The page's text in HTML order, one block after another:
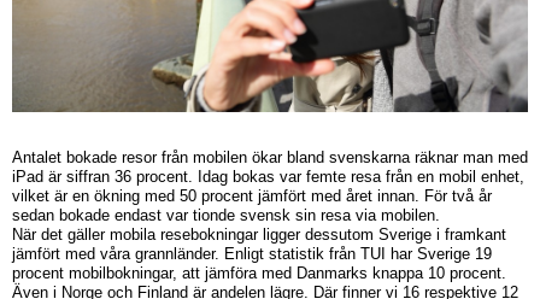
Antalet bokade resor från mobilen ökar bland svenskarna räknar man med
iPad är siffran 36 procent. Idag bokas var femte resa från en mobil enhet,
vilket är en ökning med 50 procent jämfört med året innan. För två år
sedan bokade endast var tionde svensk sin resa via mobilen.
När det gäller mobila resebokningar ligger dessutom Sverige i framkant
jämfört med våra grannländer. Enligt statistik från TUI har Sverige 19
procent mobilbokningar, att jämföra med Danmarks knappa 10 procent.
Även i Norge och Finland är andelen lägre. Där finner vi 16 respektive 12